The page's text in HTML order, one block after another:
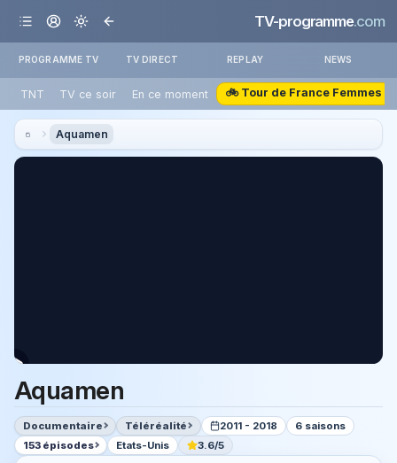
TV-programme.com
PROGRAMME TV TV DIRECT REPLAY NEWS
TNT TV ce soir En ce moment 🚲 Tour de France Femmes
Aquamen
Aquamen
Documentaire Téléréalité 2011 - 2018
6 saisons
153 épisodes
Etats-Unis 3.6/5